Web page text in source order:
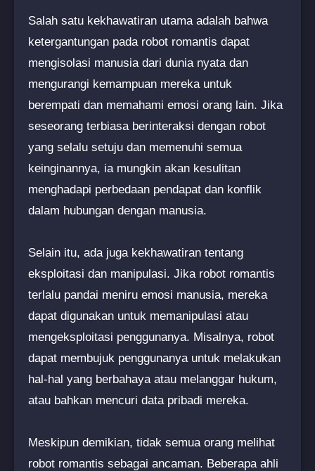
Salah satu kekhawatiran utama adalah bahwa
ketergantungan pada robot romantis dapat
mengisolasi manusia dari dunia nyata dan
mengurangi kemampuan mereka untuk
berempati dan memahami emosi orang lain. Jika
seseorang terbiasa berinteraksi dengan robot
yang selalu setuju dan memenuhi semua
keinginannya, ia mungkin akan kesulitan
menghadapi perbedaan pendapat dan konflik
dalam hubungan dengan manusia.
Selain itu, ada juga kekhawatiran tentang
eksploitasi dan manipulasi. Jika robot romantis
terlalu pandai meniru emosi manusia, mereka
dapat digunakan untuk memanipulasi atau
mengeksploitasi penggunanya. Misalnya, robot
dapat membujuk penggunanya untuk melakukan
hal-hal yang berbahaya atau melanggar hukum,
atau bahkan mencuri data pribadi mereka.
Meskipun demikian, tidak semua orang melihat
robot romantis sebagai ancaman. Beberapa ahli